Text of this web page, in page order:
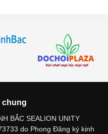
chung
BẮC SEALION UNITY
do Phong Đăng ký kinh